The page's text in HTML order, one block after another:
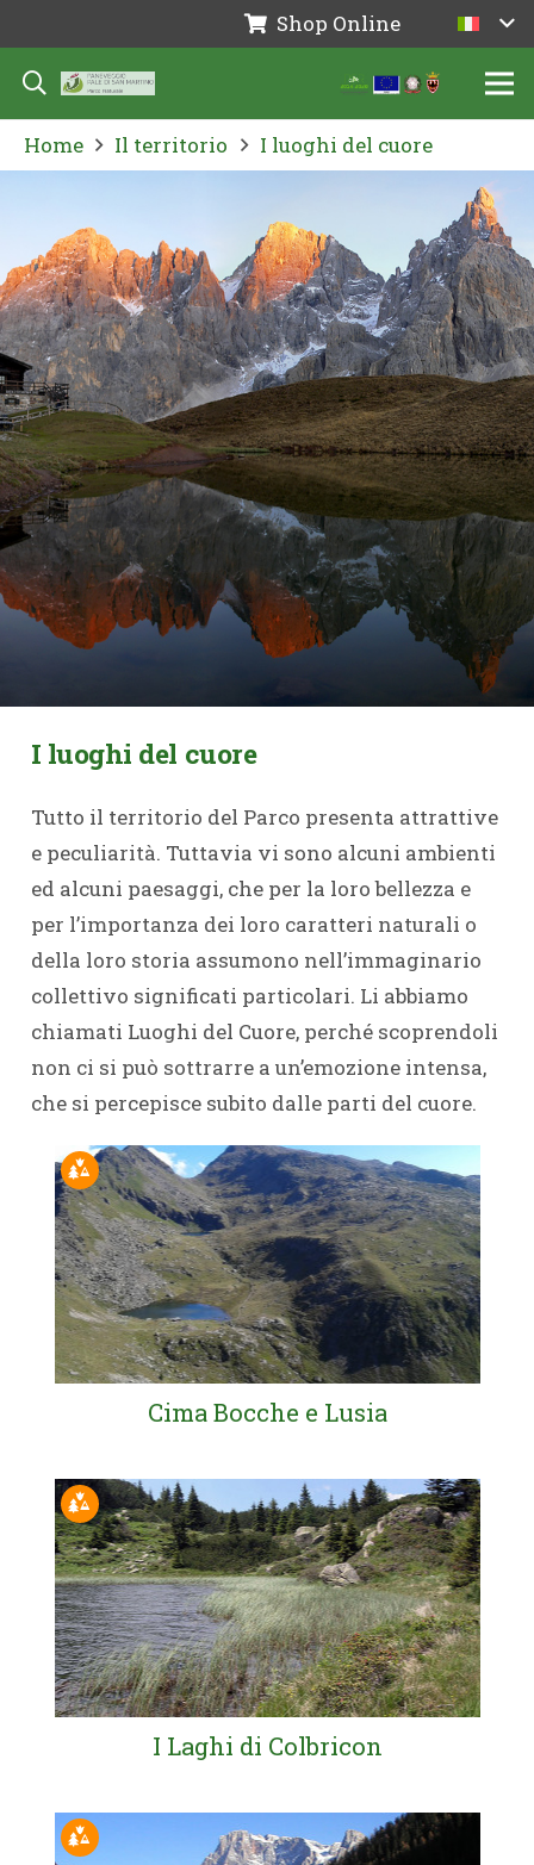
Shop Online
Home Il territorio I luoghi del cuore
I luoghi del cuore
Tutto il territorio del Parco presenta attrattive
e peculiarità. Tuttavia vi sono alcuni ambienti
ed alcuni paesaggi, che per la loro bellezza e
per l’importanza dei loro caratteri naturali o
della loro storia assumono nell’immaginario
collettivo significati particolari. Li abbiamo
chiamati Luoghi del Cuore, perché scoprendoli
non ci si può sottrarre a un’emozione intensa,
che si percepisce subito dalle parti del cuore.
Cima Bocche e Lusia
I Laghi di Colbricon